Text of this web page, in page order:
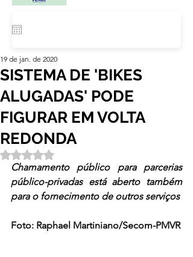
SISTEMA DE 'BIKES
ALUGADAS' PODE
FIGURAR EM VOLTA
REDONDA
19 de jan. de 2020
Avaliado com NaN de 5 estrelas.
Chamamento público para parcerias
público-privadas está aberto também
para o fornecimento de outros serviços
Foto: Raphael Martiniano/Secom-PMVR